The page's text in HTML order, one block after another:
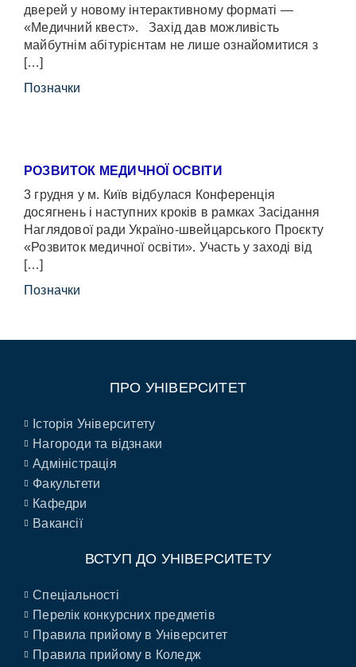
дверей у новому інтерактивному форматі —
«Медичний квест». Захід дав можливість
майбутнім абітурієнтам не лише ознайомитися з
[…]
Позначки
РОЗВИТОК МЕДИЧНОЇ ОСВІТИ
3 грудня у м. Київ відбулася Конференція
досягнень і наступних кроків в рамках Засідання
Наглядової ради Україно-швейцарського Проєкту
«Розвиток медичної освіти». Участь у заході від
[…]
Позначки
ПРО УНІВЕРСИТЕТ
Історія Університету
Нагороди та відзнаки
Адміністрація
Факультети
Кафедри
Вакансії
ВСТУП ДО УНІВЕРСИТЕТУ
Спеціальності
Перелік конкурсних предметів
Правила прийому в Університет
Правила прийому в Коледж